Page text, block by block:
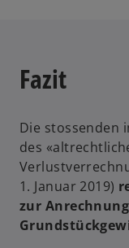
Fazit
Die stossenden
des
1. Januar 2019)
zur